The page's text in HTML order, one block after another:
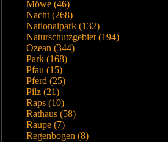
Möwe (46)
Nacht (268)
Nationalpark (132)
Naturschutzgebiet (194)
Ozean (344)
Park (168)
Pfau (15)
Pferd (25)
Pilz (21)
Raps (10)
Rathaus (58)
Raupe (7)
Regenbogen (8)